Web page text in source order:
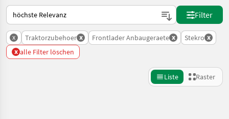
So wird auf Landwirt.com sortiert
Filter
x Traktorzubehoer x Frontlader Anbaugeraete x Stekro x
x alle Filter löschen
Liste Raster